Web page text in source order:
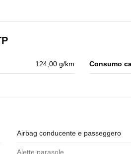
124,00 g/km Consumo
Airbag conducente e passeggero
Alette parasole